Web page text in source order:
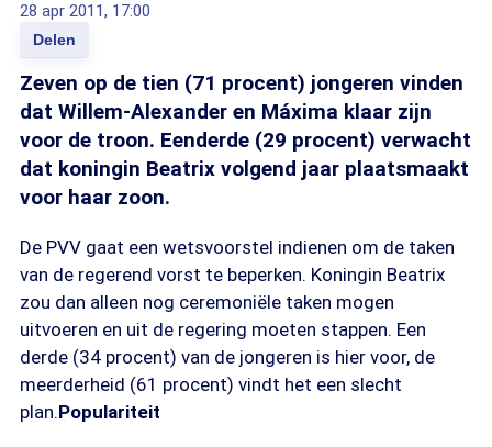
28 apr 2011, 17:00
Delen
Zeven op de tien (71 procent) jongeren vinden
dat Willem-Alexander en Máxima klaar zijn
voor de troon. Eenderde (29 procent) verwacht
dat koningin Beatrix volgend jaar plaatsmaakt
voor haar zoon.
De PVV gaat een wetsvoorstel indienen om de taken
van de regerend vorst te beperken. Koningin Beatrix
zou dan alleen nog ceremoniële taken mogen
uitvoeren en uit de regering moeten stappen. Een
derde (34 procent) van de jongeren is hier voor, de
meerderheid (61 procent) vindt het een slecht
plan.Populariteit